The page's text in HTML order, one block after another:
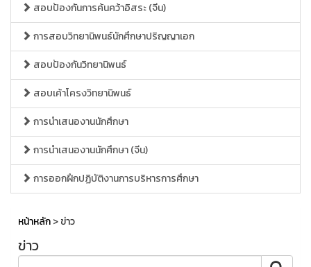
สอบป้องกันการค้นคว้าอิสระ (จีน)
การสอบวิทยานิพนธ์นักศึกษาปริญญาเอก
สอบป้องกันวิทยานิพนธ์
สอบเค้าโครงวิทยานิพนธ์
การนำเสนองานนักศึกษา
การนำเสนองานนักศึกษา (จีน)
การออกฝึกปฏิบัติงานการบริหารการศึกษา
หน้าหลัก> ข่าว
ข่าว